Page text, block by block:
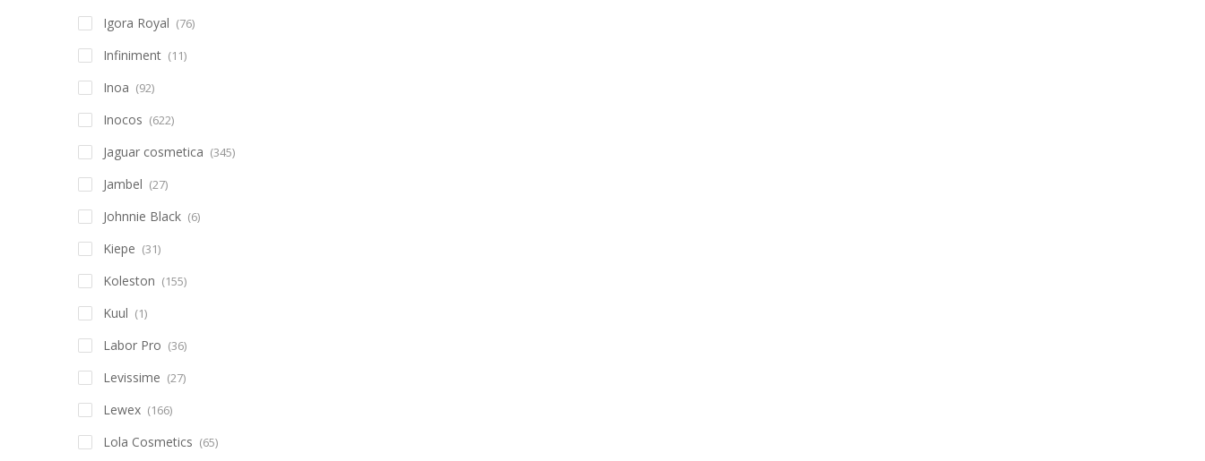
Igora Royal (76)
Infiniment (11)
Inoa (92)
Inocos (622)
Jaguar cosmetica (345)
Jambel (27)
Johnnie Black (6)
Kiepe (31)
Koleston (155)
Kuul (1)
Labor Pro (36)
Levissime (27)
Lewex (166)
Lola Cosmetics (65)